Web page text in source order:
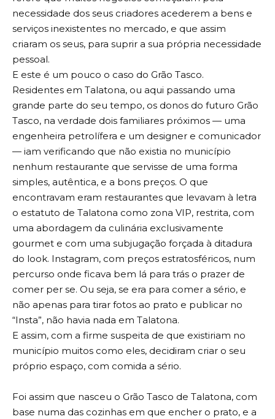
necessidade dos seus criadores acederem a bens e
serviços inexistentes no mercado, e que assim
criaram os seus, para suprir a sua própria necessidade
pessoal.
E este é um pouco o caso do Grão Tasco.
Residentes em Talatona, ou aqui passando uma
grande parte do seu tempo, os donos do futuro Grão
Tasco, na verdade dois familiares próximos — uma
engenheira petrolífera e um designer e comunicador
— iam verificando que não existia no município
nenhum restaurante que servisse de uma forma
simples, autêntica, e a bons preços. O que
encontravam eram restaurantes que levavam à letra
o estatuto de Talatona como zona VIP, restrita, com
uma abordagem da culinária exclusivamente
gourmet e com uma subjugação forçada à ditadura
do look. Instagram, com preços estratosféricos, num
percurso onde ficava bem lá para trás o prazer de
comer per se. Ou seja, se era para comer a sério, e
não apenas para tirar fotos ao prato e publicar no
“Insta”, não havia nada em Talatona.
E assim, com a firme suspeita de que existiriam no
município muitos como eles, decidiram criar o seu
próprio espaço, com comida a sério.
Foi assim que nasceu o Grão Tasco de Talatona, com
base numa das cozinhas em que encher o prato, e a